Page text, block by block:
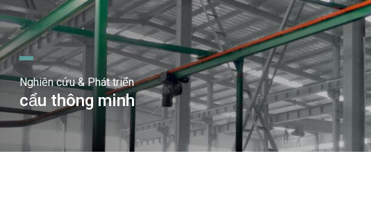
Nghiên cứu & Phát triển
cẩu thông minh